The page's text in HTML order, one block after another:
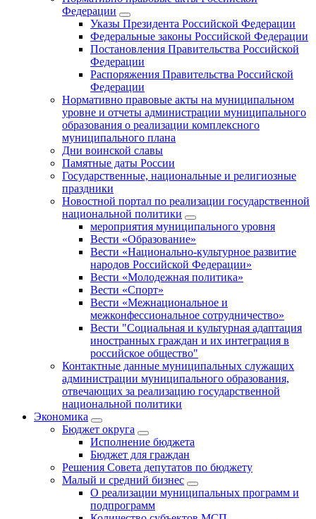
Федерации
Указы Президента Российской Федерации
Федеральные законы Российской Федерации
Постановления Правительства Российской
Федерации
Распоряжения Правительства Российской
Федерации
Нормативно правовые акты на муниципальном
уровне и отчеты администрации муниципального
образования о реализации комплексного
муниципального плана
Дни воинской славы
Памятные даты России
Государственные, национальные и религиозные
праздники
Новостной портал по реализации государственной
национальной политики
мероприятия муниципального уровня
Вести «Образование»
Вести «Национально-культурное развитие
народов Российской Федерации»
Вести «Молодежная политика»
Вести «Спорт»
Вести «Межнациональное и
межконфессиональное сотрудничество»
Вести "Социальная и культурная адаптация
иностранных граждан и их интеграция в
российское общество"
Контактные данные муниципальных служащих
администрации муниципального образования,
отвечающих за реализацию государственной
национальной политики
Экономика
Бюджет округa
Исполнение бюджета
Бюджет для граждан
Решения Совета депутатов по бюджету
Малый и средний бизнес
О реализации муниципальных программ и
подпрограмм